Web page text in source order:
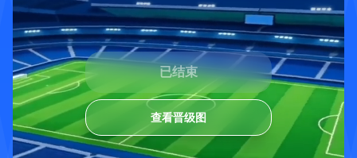
已结束
查看晋级图